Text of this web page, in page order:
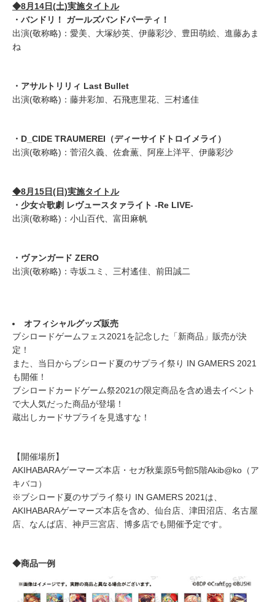
◆8月14日(土)実施タイトル
・バンドリ！ ガールズバンドパーティ！
出演(敬称略)：愛美、大塚紗英、伊藤彩沙、豊田萌絵、進藤あま
ね
・アサルトリリィ Last Bullet
出演(敬称略)：藤井彩加、石飛恵里花、三村遙佳
・D_CIDE TRAUMEREI（ディーサイドトロイメライ）
出演(敬称略)：菅沼久義、佐倉薫、阿座上洋平、伊藤彩沙
◆8月15日(日)実施タイトル
・少女☆歌劇 レヴュースタァライト -Re LIVE-
出演(敬称略)：小山百代、富田麻帆
・ヴァンガード ZERO
出演(敬称略)：寺坂ユミ、三村遙佳、前田誠二
オフィシャルグッズ販売
ブシロードゲームフェス2021を記念した「新商品」販売が決
定！
また、当日からブシロード夏のサプライ祭り IN GAMERS 2021
も開催！
ブシロードカードゲーム祭2021の限定商品を含め過去イベント
で大人気だった商品が登場！
蔵出しカードサプライを見逃すな！
【開催場所】
AKIHABARAゲーマーズ本店・セガ秋葉原5号館5階Akib@ko（ア
キバコ）
※ブシロード夏のサプライ祭り IN GAMERS 2021は、
AKIHABARAゲーマーズ本店を含め、仙台店、津田沼店、名古屋
店、なんば店、神戸三宮店、博多店でも開催予定です。
◆商品一例